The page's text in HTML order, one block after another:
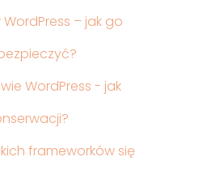
– jak go
WordPress - jak
frameworków się